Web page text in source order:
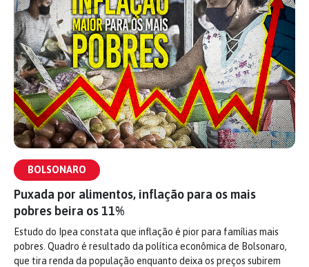
BOLSONARO
Puxada por alimentos, inflação para os mais
pobres beira os 11%
Estudo do Ipea constata que inflação é pior para famílias mais
pobres. Quadro é resultado da política econômica de Bolsonaro,
que tira renda da população enquanto deixa os preços subirem